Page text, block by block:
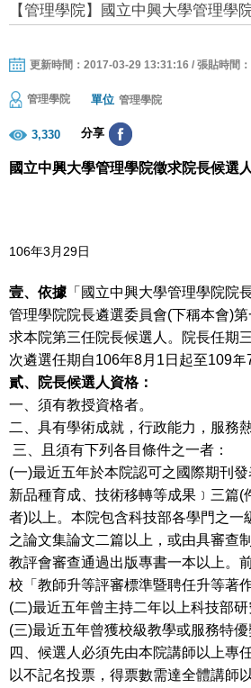
【管理學院】國立中興大學管理學
更新時間：2017-03-29 13:31:16 / 張貼時間
管理學院 單位 管理學院
3,330 分享
國立中興大學管理學院徵求院長候選
中華
106年3月29日
壹、依據 「國立中興大學管理學院院
管理學院院長遴選委員會(下稱本會)
求本院第三任院長候選人。院長任期
次遴選任期自106年8月1日起至109年
貳、院長候選人資格：
一、須有教授資格者。
二、具有學術成就，行政能力，服務
三、且須有下列各目條件之一者：
(一)最近五年於本院認可之國際期刊發
新品種育成、技術移轉等成果﹞三篇(
者)以上。本院包含科技部各學門之一
之論文集論文二篇以上，或由具審查
教評會審查通過出版專書一本以上。
校「教師升等評審標準暨聘任升等著
(二)最近五年曾主持二年以上科技部研
(三)最近五年曾獲校級教學或服務特優
四、候選人必須先由本院講師以上專
以不記名投票，得票數需達全體講師